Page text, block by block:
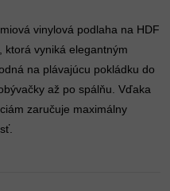
vinylová podlaha na HDF
ktorá vyniká elegantným
na plávajúcu pokládku do
až po spálňu. Vďaka
zaručuje maximálny